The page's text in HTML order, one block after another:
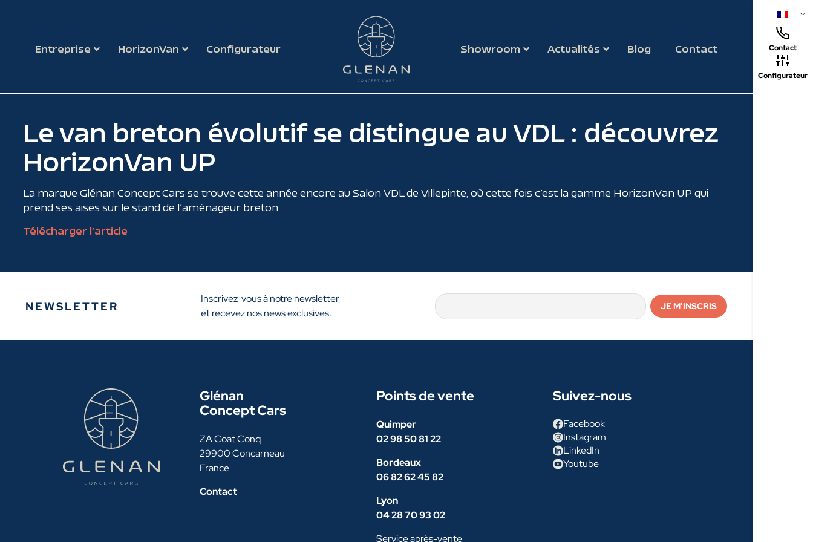
Contact
Configurateur
Entreprise HorizonVan Configurateur Showroom Actualités Blog Contact
Le van breton évolutif se distingue au VDL : découvrez
HorizonVan UP
La marque Glénan Concept Cars se trouve cette année encore au Salon VDL de Villepinte, où cette fois c’est la gamme HorizonVan UP qui
prend ses aises sur le stand de l’aménageur breton.
Télécharger l’article
NEWSLETTER
Inscrivez-vous à notre newsletter
et recevez nos news exclusives.
Glénan
Concept Cars
ZA Coat Conq
29900 Concarneau
France
Contact
Points de vente
Quimper
02 98 50 81 22
Bordeaux
06 82 62 45 82
Lyon
04 28 70 93 02
Service après-vente
Suivez-nous
Facebook
Instagram
LinkedIn
Youtube